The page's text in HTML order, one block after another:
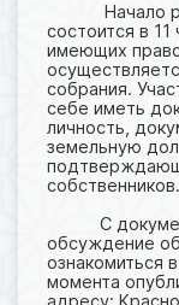
Начало
состоится в 11
имеющих право
собрания.
себе иметь
личность,
земельную
С
обсуждение
ознакомиться
момента
адресу: